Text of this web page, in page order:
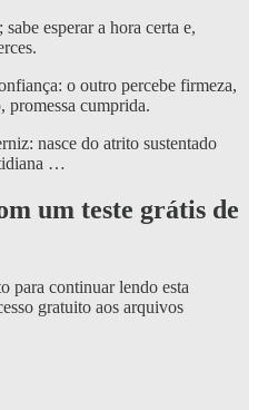
esperar a hora certa e,
o outro percebe firmeza,
promessa cumprida.
nasce do atrito sustentado
…
um teste grátis de
para continuar lendo esta
gratuito aos arquivos